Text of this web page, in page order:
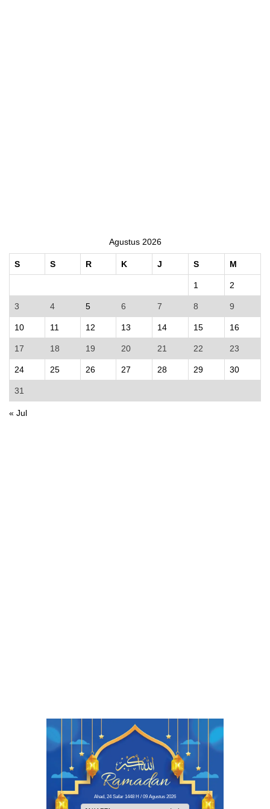
Agustus 2026
S S R K J S M
1 2
3 4 5 6 7 8 9
10 11 12 13 14 15 16
17 18 19 20 21 22 23
24 25 26 27 28 29 30
31
« Jul
Ahad, 24 Safar 1448 H / 09 Agustus 2026